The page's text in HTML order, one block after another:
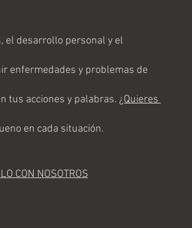
el desarrollo personal y el
enfermedades y problemas de
tus acciones y palabras. ¿Quieres
en cada situación.
CON NOSOTROS